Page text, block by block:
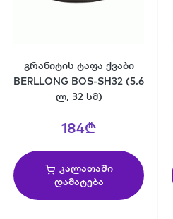
გრანიტის ტაფა ქვაბი
BERLLONG BOS-SH32 (5.6
ლ, 32 სმ)
184₾
კალათაში
დამატება